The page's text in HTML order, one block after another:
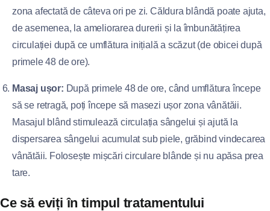
zona afectată de câteva ori pe zi. Căldura blândă poate ajuta,
de asemenea, la ameliorarea durerii și la îmbunătățirea
circulației după ce umflătura inițială a scăzut (de obicei după
primele 48 de ore).
Masaj ușor: După primele 48 de ore, când umflătura începe
să se retragă, poți începe să masezi ușor zona vânătăii.
Masajul blând stimulează circulația sângelui și ajută la
dispersarea sângelui acumulat sub piele, grăbind vindecarea
vânătăii. Folosește mișcări circulare blânde și nu apăsa prea
tare.
Ce să eviți în timpul tratamentului